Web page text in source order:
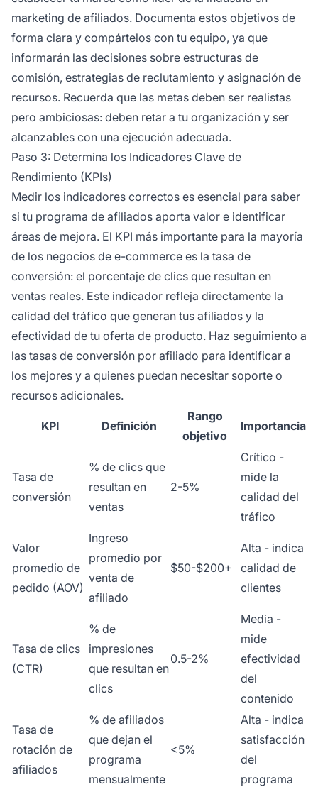
marketing de afiliados. Documenta estos objetivos de
forma clara y compártelos con tu equipo, ya que
informarán las decisiones sobre estructuras de
comisión, estrategias de reclutamiento y asignación de
recursos. Recuerda que las metas deben ser realistas
pero ambiciosas: deben retar a tu organización y ser
alcanzables con una ejecución adecuada.
Paso 3: Determina los Indicadores Clave de
Rendimiento (KPIs)
Medir los indicadores correctos es esencial para saber
si tu programa de afiliados aporta valor e identificar
áreas de mejora. El KPI más importante para la mayoría
de los negocios de e-commerce es la tasa de
conversión: el porcentaje de clics que resultan en
ventas reales. Este indicador refleja directamente la
calidad del tráfico que generan tus afiliados y la
efectividad de tu oferta de producto. Haz seguimiento a
las tasas de conversión por afiliado para identificar a
los mejores y a quienes puedan necesitar soporte o
recursos adicionales.
KPI Definición
Rango
objetivo
Importancia
Tasa de
conversión
% de clics que
resultan en
ventas
2-5%
Crítico -
mide la
calidad del
tráfico
Valor
promedio de
pedido (AOV)
Ingreso
promedio por
venta de
afiliado
$50-$200+
Alta - indica
calidad de
clientes
Tasa de clics
(CTR)
% de
impresiones
que resultan en
clics
0.5-2%
Media -
mide
efectividad
del
contenido
Tasa de
rotación de
afiliados
% de afiliados
que dejan el
programa
mensualmente
<5%
Alta - indica
satisfacción
del
programa